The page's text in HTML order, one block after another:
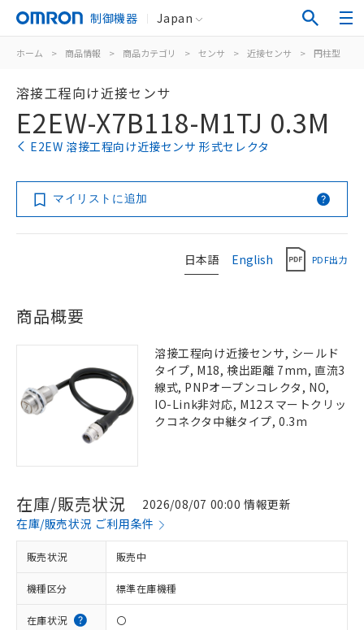
制御機器 Japan
ホーム > 商品情報 > 商品カテゴリ > センサ > 近接センサ > 円柱型
溶接工程向け近接センサ
E2EW-X7B118-M1TJ 0.3M
E2EW 溶接工程向け近接センサ 形式セレクタ
マイリストに追加
日本語 English PDF出力
商品概要
溶接工程向け近接センサ, シールド
タイプ, M18, 検出距離 7mm, 直流3
線式, PNPオープンコレクタ, NO,
IO-Link非対応, M12スマートクリッ
クコネクタ中継タイプ, 0.3m
在庫/販売状況
2026/08/07 00:00 情報更新
在庫/販売状況 ご利用条件
販売状況 販売中
機種区分 標準在庫機種
在庫状況 〇